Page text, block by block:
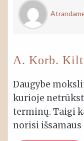
A. Korb.
Daugybe
kurioje
terminų. Taigi
norisi išsamaus